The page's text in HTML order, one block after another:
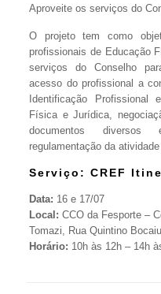
Aproveite os serviços do
O projeto tem como
profissionais de Educação
serviços do Conselho
acesso do profissional a
Identificação
Física e Jurídica,
documentos
regulamentação da
Serviço: CREF
Data: 16 e 17/07
Local: CCO da Fesporte –
Tomazi, Rua Quintino
Horário: 10h às 12h – 14h